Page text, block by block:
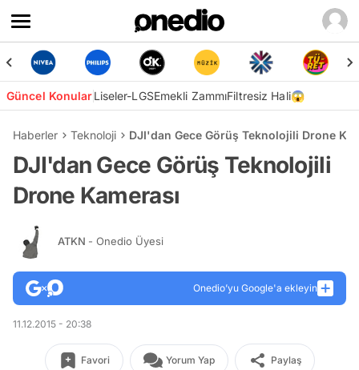
Güncel KonularLiseler-LGSEmekli ZammıFiltresiz Hali😱
Haberler Teknoloji DJI'dan Gece Görüş Teknolojili Drone
DJI'dan Gece Görüş Teknolojili
Drone Kamerası
ATKN - Onedio Üyesi
Onedio’yu Google'a ekleyin
11.12.2015 - 20:38
Favori Yorum Yap Paylaş